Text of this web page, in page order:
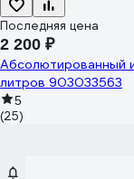
Последняя цена
2 200 ₽
Абсолютированный
литров 903033563
5
(25)